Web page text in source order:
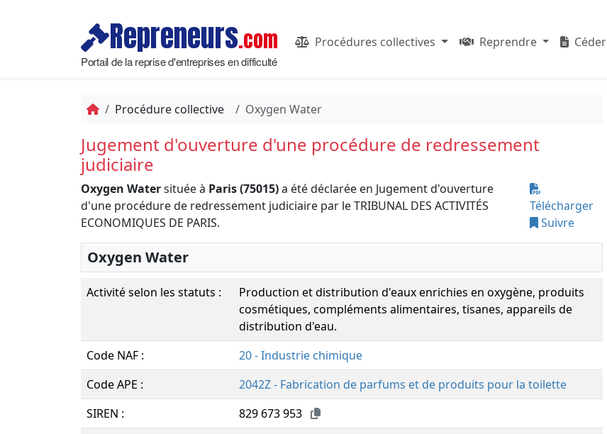
Repreneurs.com
Portail de la reprise d'entreprises en difficulté
Procédures collectives Reprendre Céder
Procédure collective Oxygen Water
Jugement d'ouverture d'une procédure de redressement
judiciaire
Oxygen Watersituée à Paris (75015)a été déclarée en Jugement d'ouverture
d'une procédure de redressement judiciaire par le TRIBUNAL DES ACTIVITÉS
ECONOMIQUES DE PARIS.
Télécharger
Suivre
Oxygen Water
Activité selon les statuts :
Production et distribution d'eaux enrichies en oxygène, produits
cosmétiques, compléments alimentaires, tisanes, appareils de
distribution d'eau.
Code NAF :
20 - Industrie chimique
Code APE :
2042Z - Fabrication de parfums et de produits pour la toilette
SIREN :
829 673 953